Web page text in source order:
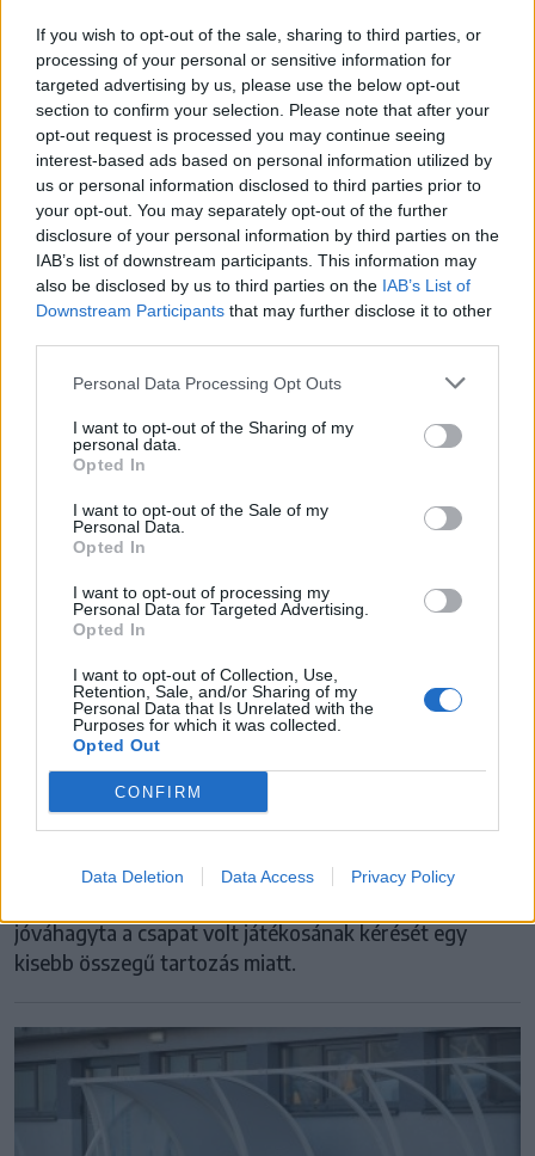
If you wish to opt-out of the sale, sharing to third parties, or
processing of your personal or sensitive information for
targeted advertising by us, please use the below opt-out
section to confirm your selection. Please note that after your
opt-out request is processed you may continue seeing
interest-based ads based on personal information utilized by
us or personal information disclosed to third parties prior to
your opt-out. You may separately opt-out of the further
disclosure of your personal information by third parties on the
IAB’s list of downstream participants. This information may
also be disclosed by us to third parties on the IAB’s List of
Downstream Participants that may further disclose it to other
Personal Data Processing Opt Outs
I want to opt-out of the Sharing of my
personal data.
Opted In
I want to opt-out of the Sale of my
Personal Data.
Opted In
I want to opt-out of processing my
Personal Data for Targeted Advertising.
Opted In
I want to opt-out of Collection, Use,
Retention, Sale, and/or Sharing of my
Personal Data that Is Unrelated with the
Purposes for which it was collected.
Opted Out
CONFIRM
Data Deletion Data Access Privacy Policy
FK CSÍKSZEREDA
Tartalékos Oțelul várja az FK
Csíkszeredát
Súlyos keretproblémákkal kezdi a labdarúgó
Szuperliga alsóházi rájátszását a Galaci Oțelul: három
eltiltás és több sérülés is sújtja a csapatot az FK
Csíkszereda elleni meccs előtt.
SZUPERLIGA
Döbbenetes: csődvédelem alá került a
felsőházra hajtó klub a Szuperligában
Teljesen váratlanul csődvédelem alá helyezték a Galaci
jóváhagyta a csapat volt játékosának kérését egy
kisebb összegű tartozás miatt.